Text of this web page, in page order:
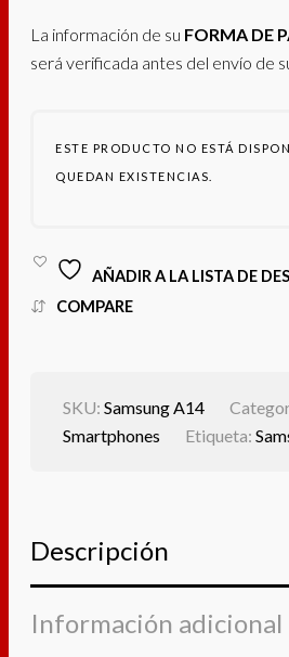
La información de su FORMA DE
será verificada antes del envío de
ESTE PRODUCTO NO ESTÁ
QUEDAN EXISTENCIAS.
AÑADIR A LA LISTA DE
COMPARE
SKU:Samsung A14
Smartphones
Etiqueta:
Descripción
Información adicional